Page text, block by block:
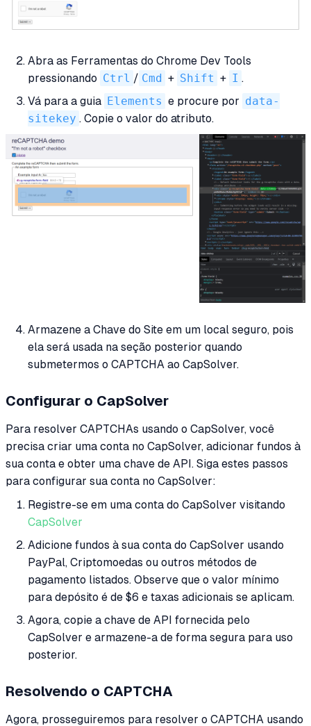
Abra as Ferramentas do Chrome Dev Tools
pressionando Ctrl / Cmd + Shift + I .
Vá para a guia Elements e procure por data-
sitekey . Copie o valor do atributo.
Armazene a Chave do Site em um local seguro, pois
ela será usada na seção posterior quando
submetermos o CAPTCHA ao CapSolver.
Configurar o CapSolver
Para resolver CAPTCHAs usando o CapSolver, você
precisa criar uma conta no CapSolver, adicionar fundos à
sua conta e obter uma chave de API. Siga estes passos
para configurar sua conta no CapSolver:
Registre-se em uma conta do CapSolver visitando
CapSolver
Adicione fundos à sua conta do CapSolver usando
PayPal, Criptomoedas ou outros métodos de
pagamento listados. Observe que o valor mínimo
para depósito é de $6 e taxas adicionais se aplicam.
Agora, copie a chave de API fornecida pelo
CapSolver e armazene-a de forma segura para uso
posterior.
Resolvendo o CAPTCHA
Agora, prosseguiremos para resolver o CAPTCHA usando